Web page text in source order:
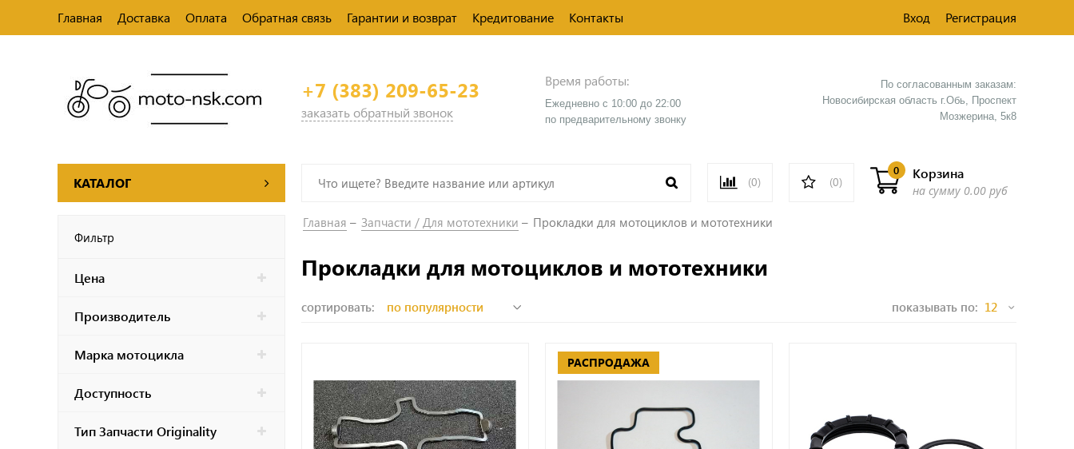
Главная Доставка Оплата Обратная связь Гарантии и возврат Кредитование Контакты Вход Регистрация
+7 (383) 209-65-23
заказать обратный звонок
Время работы:
Ежедневно с 10:00 до 22:00
​по предварительному звонку
По согласованным заказам:
Новосибирская область г.Обь, Проспект
Мозжерина, 5к8​
КАТАЛОГ (0) (0)
Корзина
0
на сумму 0.00 руб
Фильтр
Цена
Производитель
Марка мотоцикла
Доступность
Тип Запчасти Originality
Главная Запчасти / Для мототехники Прокладки для мотоциклов и мототехники
Прокладки для мотоциклов и мототехники
сортировать: показывать по:
РАСПРОДАЖА